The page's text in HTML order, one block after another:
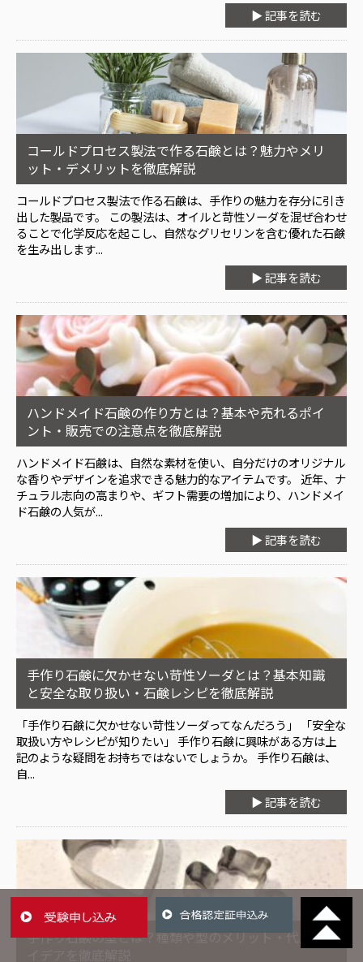
▶ 記事を読む
コールドプロセス製法で作る石鹸とは？魅力やメリ
ット・デメリットを徹底解説
コールドプロセス製法で作る石鹸は、手作りの魅力を存分に引き
出した製品です。 この製法は、オイルと苛性ソーダを混ぜ合わせ
ることで化学反応を起こし、自然なグリセリンを含む優れた石鹸
を生み出します...
▶ 記事を読む
ハンドメイド石鹸の作り方とは？基本や売れるポイ
ント・販売での注意点を徹底解説
ハンドメイド石鹸は、自然な素材を使い、自分だけのオリジナル
な香りやデザインを追求できる魅力的なアイテムです。 近年、ナ
チュラル志向の高まりや、ギフト需要の増加により、ハンドメイ
ド石鹸の人気が...
▶ 記事を読む
手作り石鹸に欠かせない苛性ソーダとは？基本知識
と安全な取り扱い・石鹸レシピを徹底解説
「手作り石鹸に欠かせない苛性ソーダってなんだろう」 「安全な
取扱い方やレシピが知りたい」 手作り石鹸に興味がある方は上
記のような疑問をお持ちではないでしょうか。 手作り石鹸は、
自...
▶ 記事を読む
手作り石鹸の型とは？種類や型のメリット・代用ア